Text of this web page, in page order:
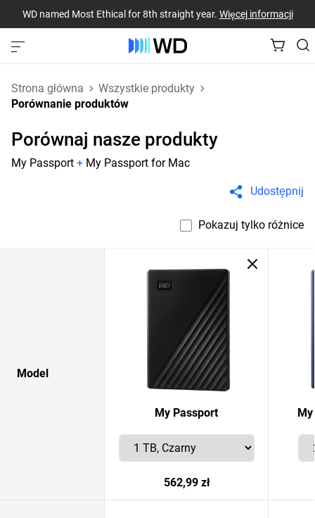
WD named Most Ethical for 8th straight year. Więcej informacji
Strona główna
Wszystkie produkty
Porównanie produktów
Porównaj nasze produkty
My Passport + My Passport for Mac
Udostępnij
Pokazuj tylko różnice
Model
My Passport
562,99 zł